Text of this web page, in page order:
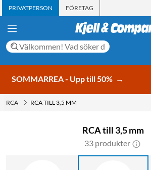
PRIVATPERSON FÖRETAG
SOMMARREA - Upp till 50% →
RCA RCA TILL 3,5 MM
RCA till 3,5 mm
33 produkter